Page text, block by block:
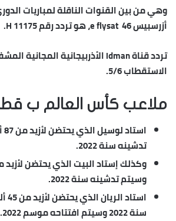
وهي من بين القنوات الناقلة لمباريات
أزرسبيس 46 e flysat، هو تردد رقم 11175 H.
الاستقطاب 5/6.
ملاعب كأس العالم ب قطر
تدشينه سنة 2022.
وسيتم تدشينه سنة 2022.
سنة 2022 وسيتم افتتاحه موسم 2022.